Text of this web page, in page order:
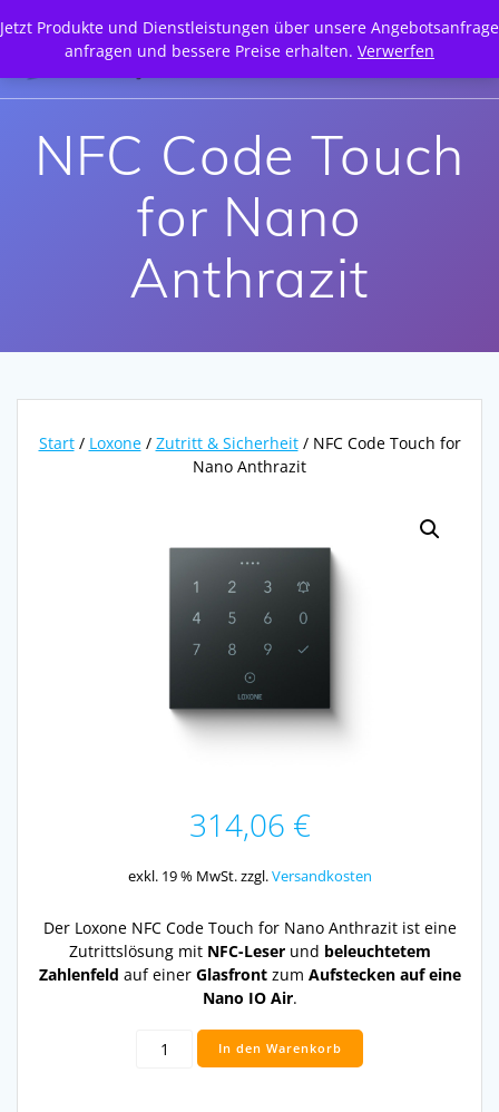
Jetzt Produkte und Dienstleistungen über unsere Angebotsanfrage
anfragen und bessere Preise erhalten. Verwerfen
Inhalt
springen
NFC Code Touch
for Nano
Anthrazit
Start/ Loxone/ Zutritt & Sicherheit/ NFC Code Touch for
Nano Anthrazit
314,06 €
exkl. 19 % MwSt. zzgl.Versandkosten
Der Loxone NFC Code Touch for Nano Anthrazit ist eine
Zutrittslösung mit NFC-Leserund beleuchtetem
Zahlenfeld auf einer Glasfrontzum Aufstecken auf eine
Nano IO Air.
NFC
Code
In den Warenkorb